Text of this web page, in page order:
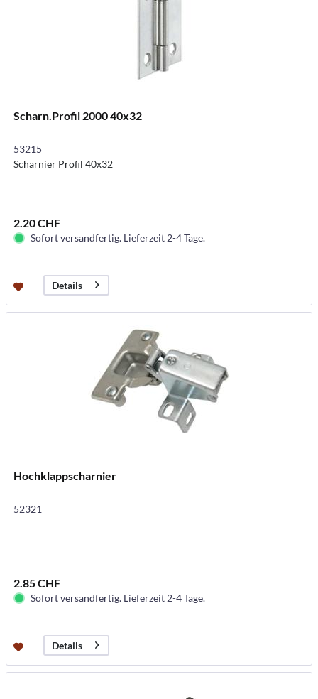
Scharn.Profil 2000 40x32
53215
Scharnier Profil 40x32
2.20 CHF
Sofort versandfertig. Lieferzeit 2-4 Tage.
Details
Hochklappscharnier
52321
2.85 CHF
Sofort versandfertig. Lieferzeit 2-4 Tage.
Details